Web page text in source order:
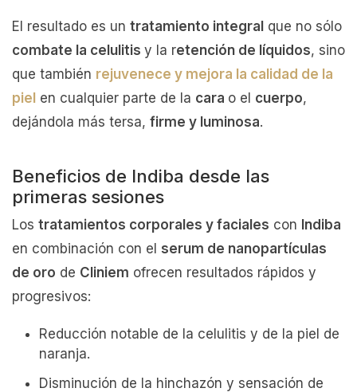
El resultado es un tratamiento integral que no sólo
combate la celulitis y la retención de líquidos, sino
que también rejuvenece y mejora la calidad de la
piel en cualquier parte de la cara o el cuerpo,
dejándola más tersa, firme y luminosa.
Beneficios de Indiba desde las
primeras sesiones
Los tratamientos corporales y faciales con Indiba
en combinación con el serum de nanopartículas
de oro de Cliniem ofrecen resultados rápidos y
progresivos:
Reducción notable de la celulitis y de la piel de
naranja.
Disminución de la hinchazón y sensación de